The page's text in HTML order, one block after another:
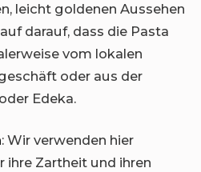
leicht goldenen Aussehen
darauf, dass die Pasta
vom lokalen
oder aus der
Edeka.
: Wir verwenden hier
ihre Zartheit und ihren